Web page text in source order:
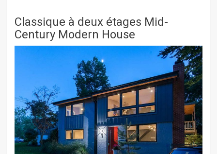
Classique à deux étages Mid-
Century Modern House